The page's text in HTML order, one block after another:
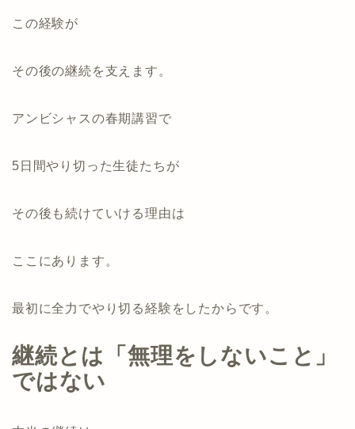
この経験が
その後の継続を支えます。
アンビシャスの春期講習で
5日間やり切った生徒たちが
その後も続けていける理由は
ここにあります。
最初に全力でやり切る経験をしたからです。
継続とは「無理をしないこと」
ではない